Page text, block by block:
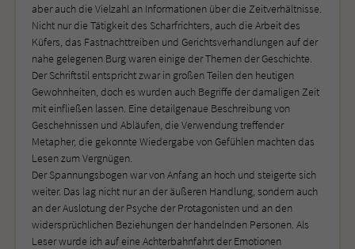
aber auch die Vielzahl an Informationen über die Zeitverhältnisse.
Nicht nur die Tätigkeit des Scharfrichters, auch die Arbeit des
Küfers, das Fastnachttreiben und Gerichtsverhandlungen auf der
nahe gelegenen Burg waren einige der Themen der Geschichte.
Der Schriftstil entspricht zwar in großen Teilen den heutigen
Gewohnheiten, doch es wurden auch Begriffe der damaligen Zeit
mit einfließen lassen. Eine detailgenaue Beschreibung von
Geschehnissen und Abläufen, die Verwendung treffender
Metapher, die gekonnte Wiedergabe von Gefühlen machten das
Lesen zum Vergnügen.
Der Spannungsbogen war von Anfang an hoch und steigerte sich
weiter. Das lag nicht nur an der äußeren Handlung, sondern auch
an der Auslotung der Psyche der Protagonisten und an den
widersprüchlichen Beziehungen der handelnden Personen. Als
Leser wurde ich auf eine Achterbahnfahrt der Emotionen